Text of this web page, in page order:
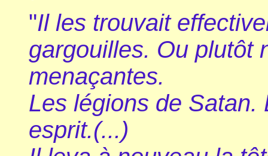
"Il les trouvait
gargouilles. Ou plutôt
menaçantes.
Les légions de
esprit.(...)